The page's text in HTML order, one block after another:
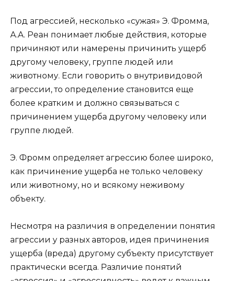
Под агрессией, несколько «сужая» Э. Фромма,
А.А. Реан понимает любые действия, которые
причиняют или намерены причинить ущерб
другому человеку, группе людей или
животному. Если говорить о внутривидовой
агрессии, то определение становится еще
более кратким и должно связываться с
причинением ущерба другому человеку или
группе людей.
Э. Фромм определяет агрессию более широко,
как причинение ущерба не только человеку
или животному, но и всякому неживому
объекту.
Несмотря на различия в определении понятия
агрессии у разных авторов, идея причинения
ущерба (вреда) другому субъекту присутствует
практически всегда. Различие понятий